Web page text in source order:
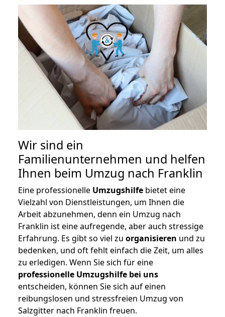
Wir sind ein
Familienunternehmen und helfen
Ihnen beim Umzug nach Franklin
Eine professionelle Umzugshilfe bietet eine
Vielzahl von Dienstleistungen, um Ihnen die
Arbeit abzunehmen, denn ein Umzug nach
Franklin ist eine aufregende, aber auch stressige
Erfahrung. Es gibt so viel zu organisieren und zu
bedenken, und oft fehlt einfach die Zeit, um alles
zu erledigen. Wenn Sie sich für eine
professionelle Umzugshilfe bei uns
entscheiden, können Sie sich auf einen
reibungslosen und stressfreien Umzug von
Salzgitter nach Franklin freuen.